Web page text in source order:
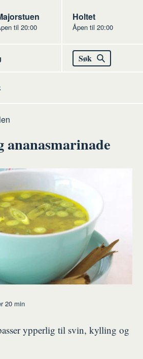
til 20:00
Jacobs
Holtet
Åpen til 20:00
Søk
ananasmarinade
20 min
ypperlig til svin, kylling og